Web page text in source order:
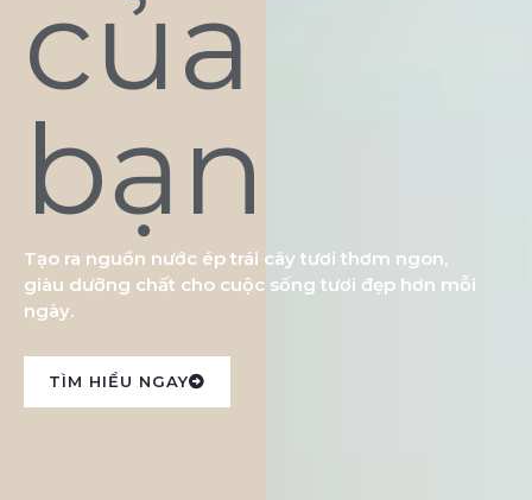
của
bạn
Tạo ra nguồn nước ép trái cây tươi thơm ngon,
giàu dưỡng chất cho cuộc sống tươi đẹp hơn mỗi
ngày.
TÌM HIỂU NGAY